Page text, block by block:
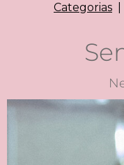
Categorias